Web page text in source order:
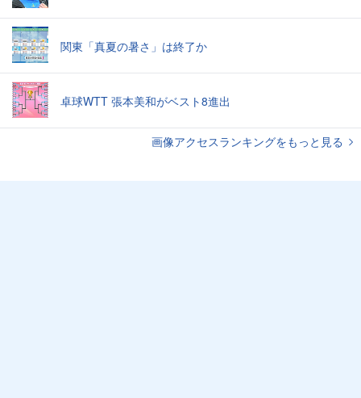
関東「真夏の暑さ」は終了か
卓球WTT 張本美和がベスト8進出
画像アクセスランキングをもっと見る